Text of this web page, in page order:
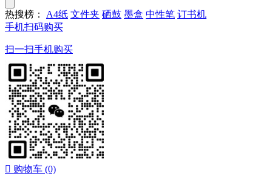
热搜榜： A4纸 文件夹 硒鼓 墨盒 中性笔 订书机
手机扫码购买
扫一扫手机购买
 购物车 (0)